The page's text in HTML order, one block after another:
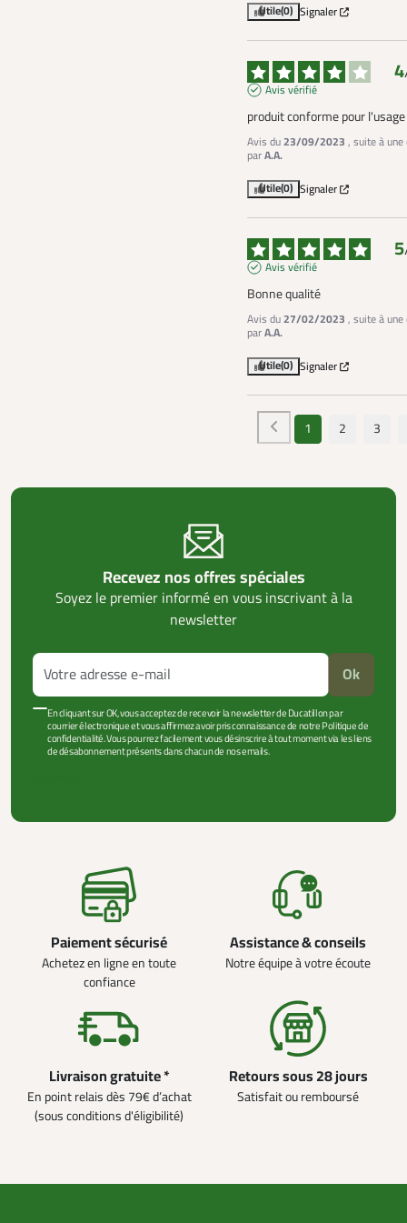
Utile(0) Signaler
4
Avis vérifié
produit conforme pour
Avis du23/09/2023 , suite à
parA.A.
Utile(0) Signaler
5
Avis vérifié
Bonne qualité
Avis du27/02/2023 , suite à
parA.A.
Utile(0) Signaler
1 2 3
Recevez nos offres spéciales
Soyez le premier informé en vous inscrivant à la
newsletter
Ok
En cliquant sur OK, vous acceptez de recevoir la newsletter de Ducatillon par
courrier électronique et vous affirmez avoir pris connaissance de notre Politique de
confidentialité. Vous pourrez facilement vous désinscrire à tout moment via les liens
de désabonnement présents dans chacun de nos emails.
Paiement sécurisé
Achetez en ligne en toute
confiance
Assistance & conseils
Notre équipe à votre écoute
Livraison gratuite *
En point relais dès 79€ d’achat
(sous conditions d'éligibilité)
Retours sous 28 jours
Satisfait ou remboursé